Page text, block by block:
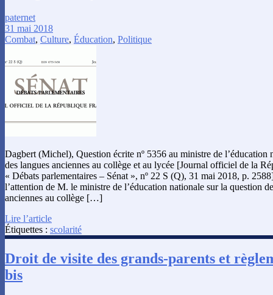
paternet
31 mai 2018
Combat, Culture, Éducation, Politique
Dagbert (Michel), Question écrite nº 5356 au ministre de l’éducation
des langues anciennes au collège et au lycée [Journal officiel de la
« Débats parlementaires – Sénat », nº 22 S (Q), 31 mai 2018, p.
l’attention de M. le ministre de l’éducation nationale sur la question
anciennes au collège […]
Lire l’article
Étiquettes : scolarité
Droit de visite des grands-parents et
bis